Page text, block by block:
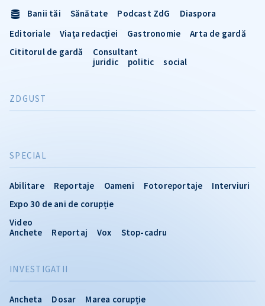
INVESTIGATII
Ancheta Dosar
Marea corupție
SPECIAL
Abilitare Reportaje Oameni Fotoreportaje
Interviuri
Expo 30 de ani de corupție
Video
Anchete
Reportaj Vox Stop-cadru
Banii tăi Sănătate Podcast ZdG
Diaspora
Editoriale
Viața redacției Gastronomie
Arta de gardă
Cititorul de gardă
Consultant
juridic
politic social
ZDGUST